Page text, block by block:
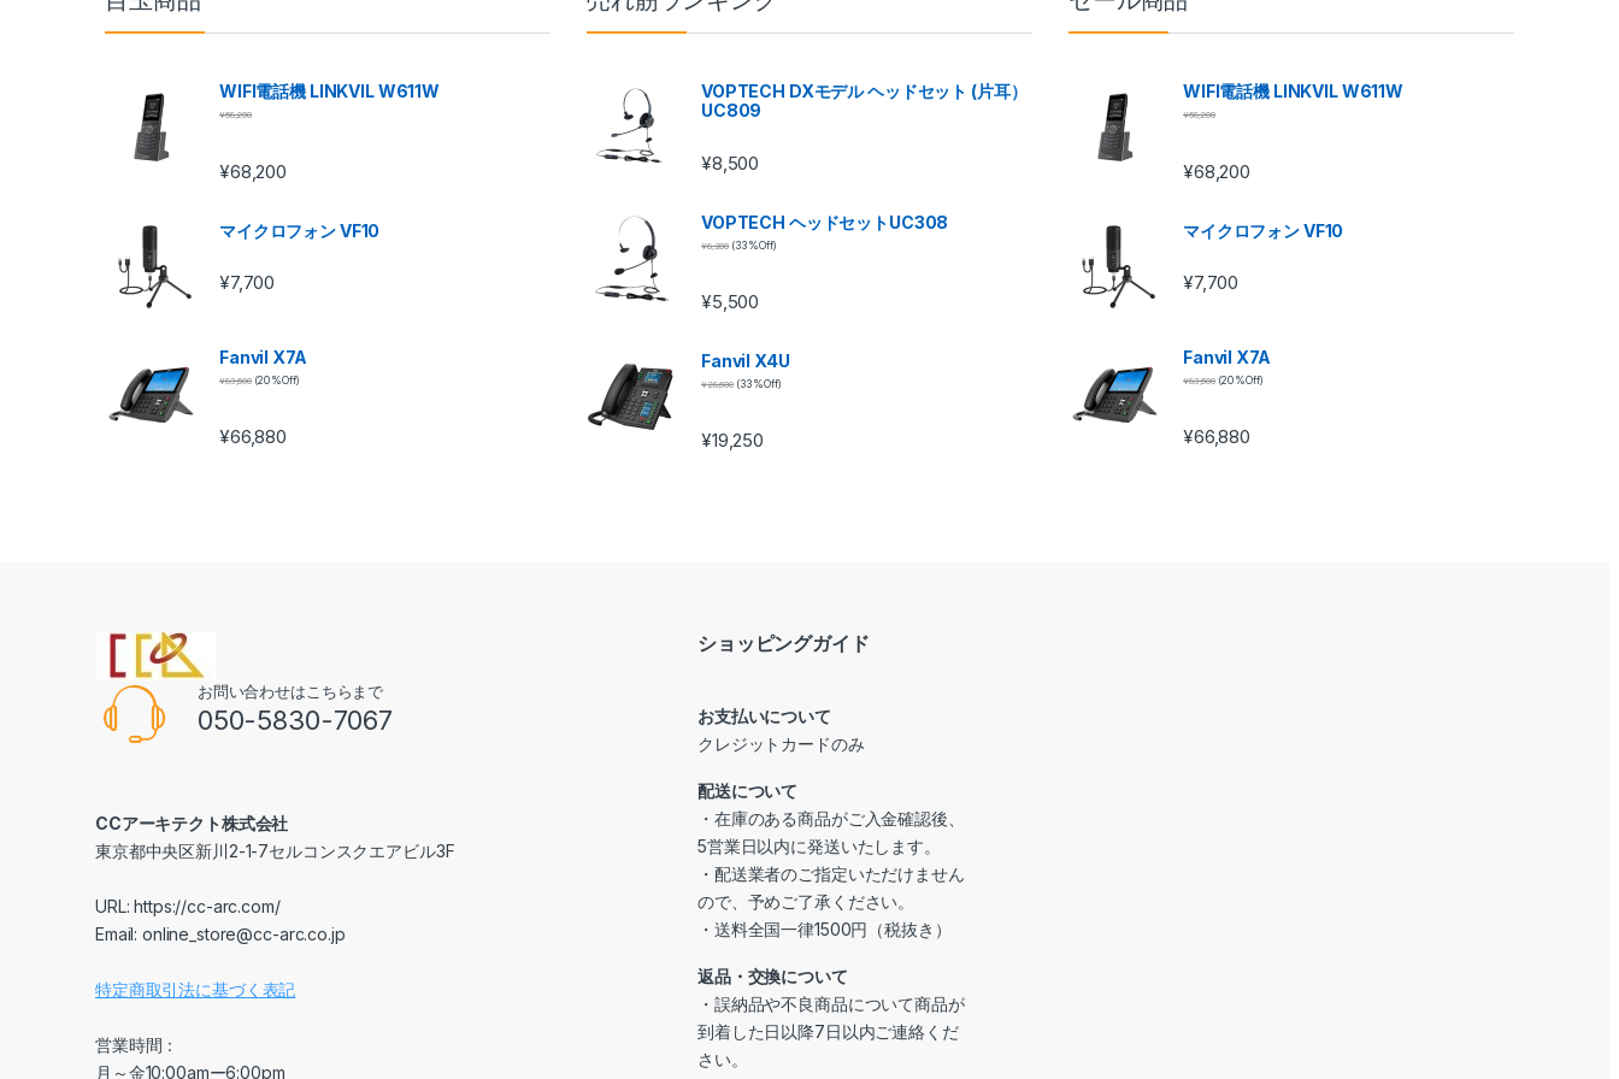
WIFI電話機 LINKVIL W611W
¥68,200
¥68,200
マイクロフォン VF10
¥7,700
Fanvil X7A
¥83,600 (20 %Off)
¥66,880
VOPTECH DXモデル ヘッドセット (片耳）
UC809
¥8,500
VOPTECH ヘッドセットUC308
¥8,200 (33 %Off)
¥5,500
Fanvil X4U
¥28,600 (33 %Off)
¥19,250
WIFI電話機 LINKVIL W611W
¥68,200
¥68,200
マイクロフォン VF10
¥7,700
Fanvil X7A
¥83,600 (20 %Off)
¥66,880
お問い合わせはこちらまで
050-5830-7067
CCアーキテクト株式会社
東京都中央区新川2-1-7セルコンスクエアビル3F
URL: https://cc-arc.com/
Email: online_store@cc-arc.co.jp
特定商取引法に基づく表記
営業時間：
月～金10:00amー6:00pm
ショッピングガイド
お支払いについて
クレジットカードのみ
配送について
・在庫のある商品がご入金確認後、
5営業日以内に発送いたします。
・配送業者のご指定いただけません
ので、予めご了承ください。
・送料全国一律1500円（税抜き）
返品・交換について
・誤納品や不良商品について商品が
到着した日以降7日以内ご連絡くだ
さい。